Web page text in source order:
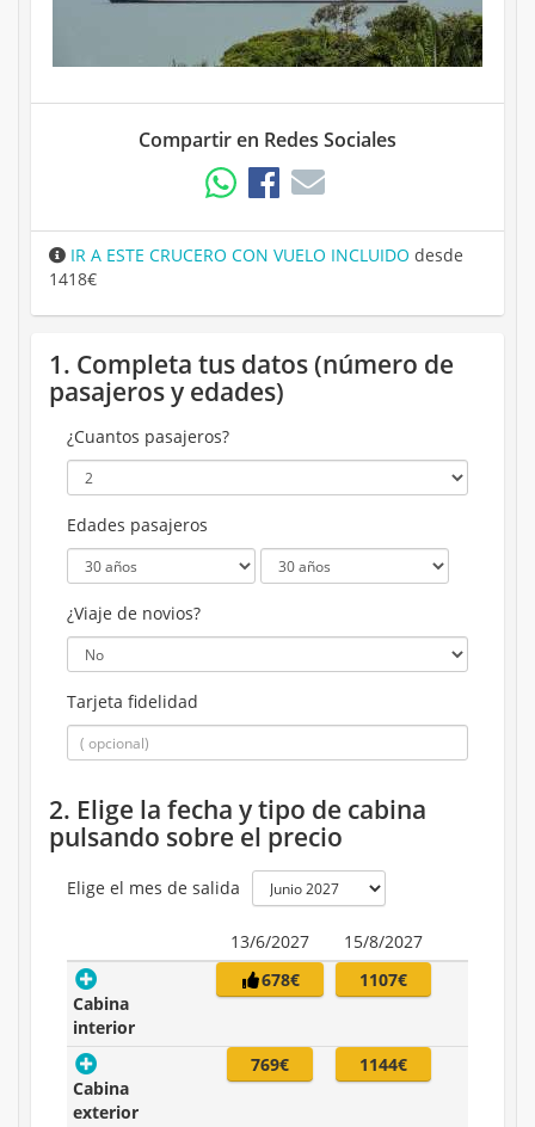
Compartir en Redes Sociales
IR A ESTE CRUCERO CON VUELO INCLUIDO desde
1418€
1. Completa tus datos (número de
pasajeros y edades)
¿Cuantos pasajeros?
Edades pasajeros
¿Viaje de novios?
Tarjeta fidelidad
2. Elige la fecha y tipo de cabina
pulsando sobre el precio
Elige el mes de salida
13/6/2027 15/8/2027
Cabina
interior
678€ 1107€
Cabina
exterior
769€ 1144€